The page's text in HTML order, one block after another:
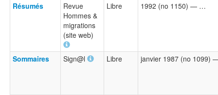
Résumés
Revue
Hommes &
migrations
(site web)
Libre 1992 (no 1150) — …
Sommaires Sign@l Libre janvier 1987 (no 1099)